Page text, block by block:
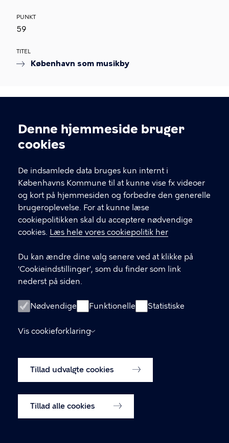
Cookieindstillinger
Denne hjemmeside bruger
cookies
De indsamlede data bruges kun internt i
Københavns Kommune til at kunne vise fx videoer
og kort på hjemmesiden og forbedre den generelle
brugeroplevelse. For at kunne læse
cookiepolitikken skal du acceptere nødvendige
cookies. Læs hele vores cookiepolitik her
Du kan ændre dine valg senere ved at klikke på
'Cookieindstillinger', som du finder som link
nederst på siden.
Nødvendige Funktionelle Statistiske
Vis cookieforklaring
Tillad udvalgte cookies
Tillad alle cookies
PUNKT
59
TITEL
København som musikby
TITEL
Kontakt Københavns Kommune
l
33 66 33 66
CVR-nummer64942212
Digital Post